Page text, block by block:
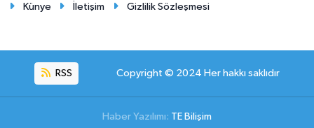
Künye İletişim Gizlilik Sözleşmesi
RSS Copyright © 2024 Her hakkı saklıdır
Haber Yazılımı: TE Bilişim